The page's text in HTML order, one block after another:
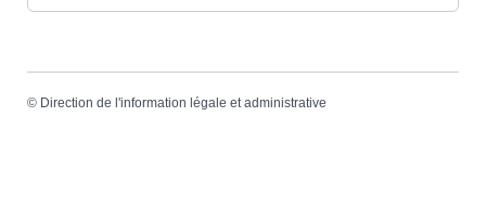
© Direction de l'information légale et administrative